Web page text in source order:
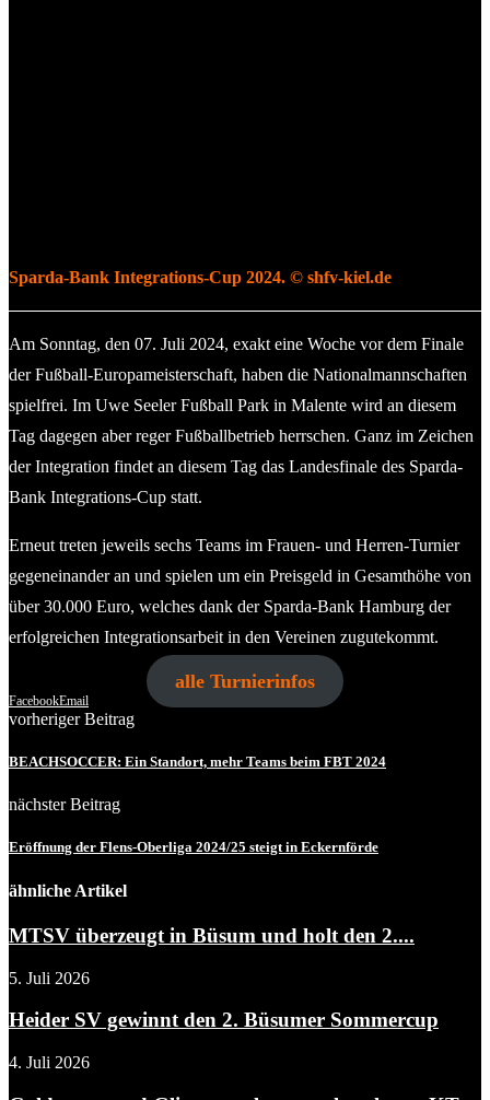
Sparda-Bank Integrations-Cup 2024. © shfv-kiel.de
Am Sonntag, den 07. Juli 2024, exakt eine Woche vor dem Finale
der Fußball-Europameisterschaft, haben die Nationalmannschaften
spielfrei. Im Uwe Seeler Fußball Park in Malente wird an diesem
Tag dagegen aber reger Fußballbetrieb herrschen. Ganz im Zeichen
der Integration findet an diesem Tag das Landesfinale des Sparda-
Bank Integrations-Cup statt.
Erneut treten jeweils sechs Teams im Frauen- und Herren-Turnier
gegeneinander an und spielen um ein Preisgeld in Gesamthöhe von
über 30.000 Euro, welches dank der Sparda-Bank Hamburg der
erfolgreichen Integrationsarbeit in den Vereinen zugutekommt.
alle Turnierinfos
FacebookEmail
vorheriger Beitrag
BEACHSOCCER: Ein Standort, mehr Teams beim FBT 2024
nächster Beitrag
Eröffnung der Flens-Oberliga 2024/25 steigt in Eckernförde
ähnliche Artikel
MTSV überzeugt in Büsum und holt den 2....
5. Juli 2026
Heider SV gewinnt den 2. Büsumer Sommercup
4. Juli 2026